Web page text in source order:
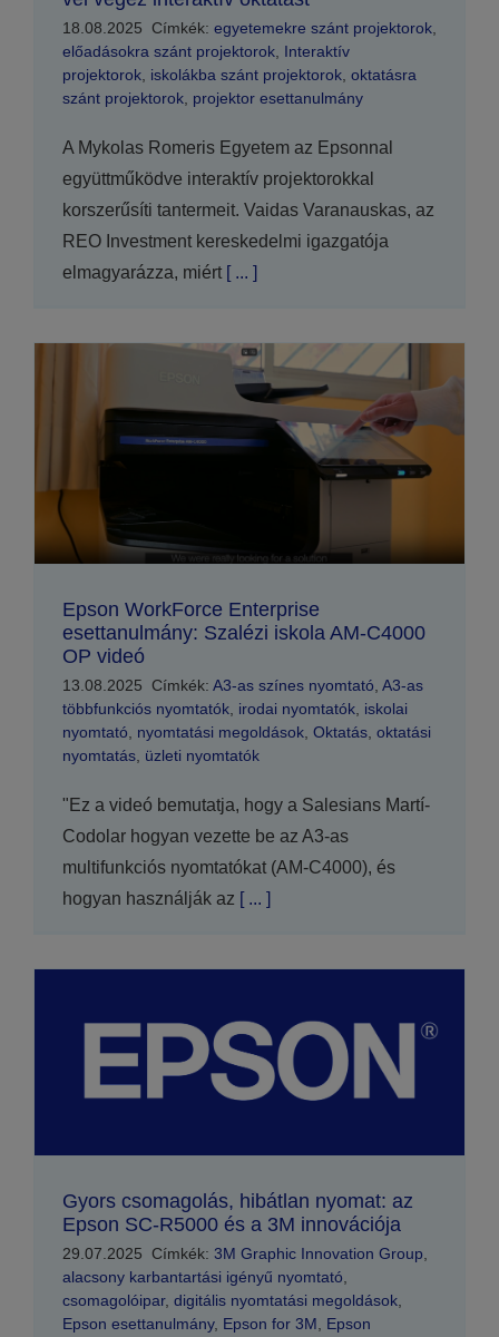
18.08.2025 Címkék: egyetemekre szánt projektorok,
előadásokra szánt projektorok, Interaktív
projektorok, iskolákba szánt projektorok, oktatásra
szánt projektorok, projektor esettanulmány
A Mykolas Romeris Egyetem az Epsonnal
együttműködve interaktív projektorokkal
korszerűsíti tantermeit. Vaidas Varanauskas, az
REO Investment kereskedelmi igazgatója
elmagyarázza, miért[ ... ]
Epson WorkForce Enterprise
esettanulmány: Szalézi iskola AM-C4000
OP videó
13.08.2025 Címkék: A3-as színes nyomtató A3-as
többfunkciós nyomtatók, irodai nyomtatók, iskolai
nyomtató
nyomtatási megoldások, Oktatás, oktatási
nyomtatás, üzleti nyomtatók
"Ez a videó bemutatja, hogy a Salesians Martí-
Codolar hogyan vezette be az A3-as
multifunkciós nyomtatókat (AM-C4000), és
hogyan használják az [ ... ]
Gyors csomagolás, hibátlan nyomat: az
Epson SC-R5000 és a 3M innovációja
29.07.2025 Címkék: 3M Graphic Innovation Group,
alacsony karbantartási igényű nyomtató,
csomagolóipar, digitális nyomtatási megoldások,
Epson esettanulmány, Epson for 3M, Epson